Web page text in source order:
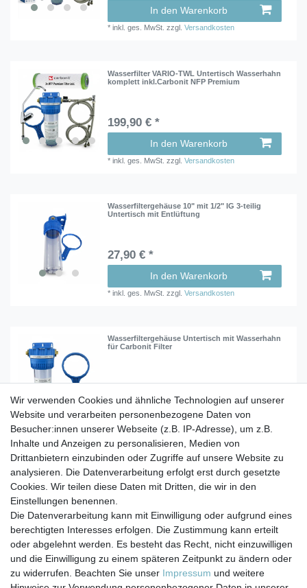
In den Warenkorb
*inkl. ges. MwSt. zzgl.Versandkosten
Wasserfilter VARIO-TWL Untertisch Wasserhahn
komplett inkl.Carbonit NFP Premium
199,90 € *
In den Warenkorb
*inkl. ges. MwSt. zzgl.Versandkosten
Wasserfiltergehäuse 10" mit 1/2" IG 3-teilig
Untertisch mit Entlüftung
27,90 € *
In den Warenkorb
*inkl. ges. MwSt. zzgl.Versandkosten
Wasserfiltergehäuse Untertisch mit Wasserhahn
für Carbonit Filter
179,90 € *
In den Warenkorb
*inkl. ges. MwSt.zzgl.Versandkosten
1
Impressum Daten­schutz­erklärung AGB
Barrierefreiheitserklärung Widerrufs­recht
Wir verwenden Cookies und ähnliche Technologien auf unserer
Website und verarbeiten personenbezogene Daten von
Besucher:innen unserer Webseite (z.B. IP-Adresse), um z.B.
Inhalte und Anzeigen zu personalisieren, Medien von
Drittanbietern einzubinden oder Zugriffe auf unsere Website zu
analysieren. Die Datenverarbeitung erfolgt erst durch gesetzte
Cookies. Wir teilen diese Daten mit Dritten, die wir in den
Einstellungen benennen.
Die Datenverarbeitung kann mit Einwilligung oder aufgrund eines
berechtigten Interesses erfolgen. Die Zustimmung kann erteilt
oder abgelehnt werden. Es besteht das Recht, nicht einzuwilligen
und die Einwilligung zu einem späteren Zeitpunkt zu ändern oder
zu widerrufen. Beachten Sie unser Impressum und weitere